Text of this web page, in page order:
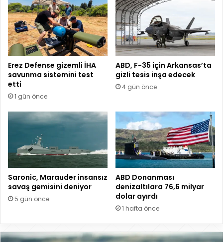
Erez Defense gizemli İHA
savunma sistemini test
etti
1 gün önce
ABD, F-35 için Arkansas’ta
gizli tesis inşa edecek
4 gün önce
Saronic, Marauder insansız
savaş gemisini deniyor
5 gün önce
ABD Donanması
denizaltılara 76,6 milyar
dolar ayırdı
1 hafta önce